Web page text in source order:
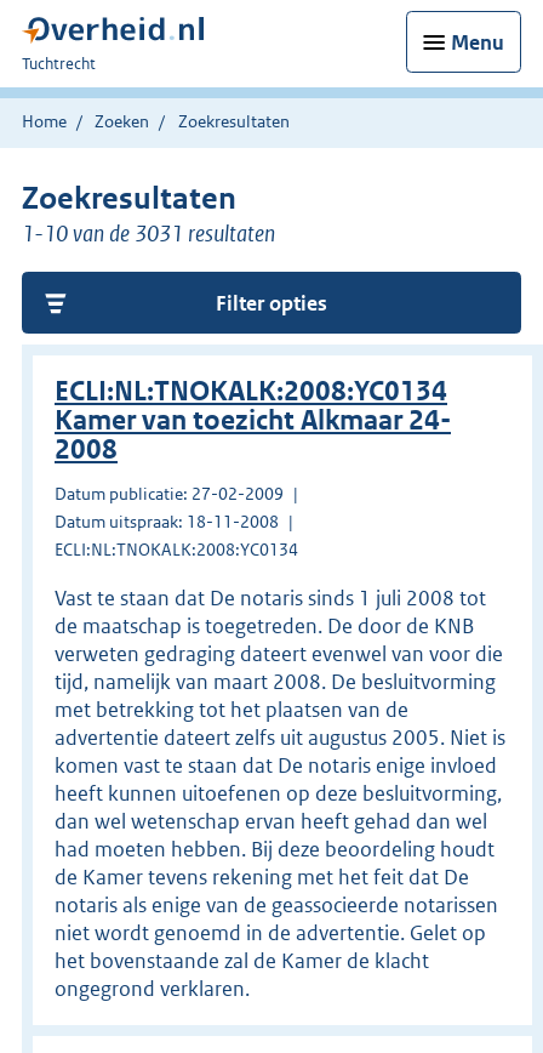
Menu
U
bent
hier:
Tuchtrecht
Home Zoeken Zoekresultaten
Zoekresultaten
1-10 van de 3031 resultaten
Filter opties
ECLI:NL:TNOKALK:2008:YC0134
Kamer van toezicht Alkmaar 24-
2008
Datum publicatie: 27-02-2009
Datum uitspraak: 18-11-2008
ECLI:NL:TNOKALK:2008:YC0134
Vast te staan dat De notaris sinds 1 juli 2008 tot
de maatschap is toegetreden. De door de KNB
verweten gedraging dateert evenwel van voor die
tijd, namelijk van maart 2008. De besluitvorming
met betrekking tot het plaatsen van de
advertentie dateert zelfs uit augustus 2005. Niet is
komen vast te staan dat De notaris enige invloed
heeft kunnen uitoefenen op deze besluitvorming,
dan wel wetenschap ervan heeft gehad dan wel
had moeten hebben. Bij deze beoordeling houdt
de Kamer tevens rekening met het feit dat De
notaris als enige van de geassocieerde notarissen
niet wordt genoemd in de advertentie. Gelet op
het bovenstaande zal de Kamer de klacht
ongegrond verklaren.